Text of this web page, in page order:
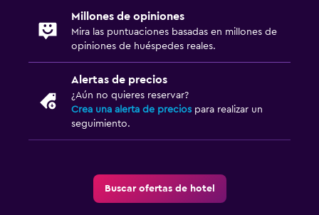
Zona de trabajo
Bicicletas
Millones de opiniones
Mira las puntuaciones basadas en millones de
opiniones de huéspedes reales.
Alertas de precios
¿Aún no quieres reservar?
Crea una alerta de precios para realizar un
seguimiento.
Buscar ofertas de hotel